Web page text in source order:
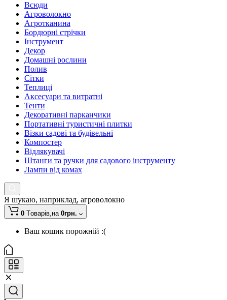
Всюди
Агроволокно
Агротканина
Бордюрні стрічки
Інструмент
Декор
Домашні рослини
Полив
Сітки
Теплиці
Аксесуари та витратні
Тенти
Декоративні парканчики
Портативні туристичні плитки
Візки садові та будівельні
Компостер
Відлякувачі
Штанги та ручки для садового інструменту
Лампи від комах
Я шукаю, наприклад, агроволокно
0 Tоварів,на 0грн.
Ваш кошик порожній :(